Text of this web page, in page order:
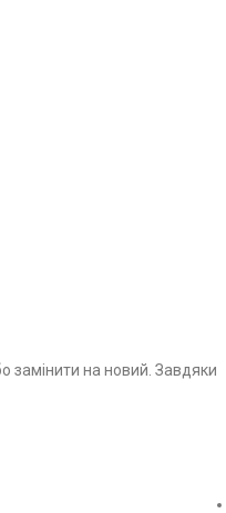
замінити на новий. Завдяки